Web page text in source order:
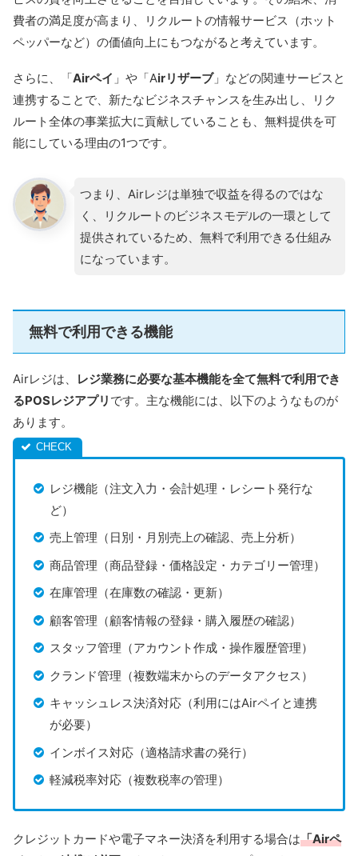
費者の満足度が高まり、リクルートの情報サービス（ホット
ペッパーなど）の価値向上にもつながると考えています。
さらに、「Airペイ 」や「Airリザーブ」などの関連サービスと
連携することで、新たなビジネスチャンスを生み出し、リク
ルート全体の事業拡大に貢献していることも、無料提供を可
能にしている理由の1つです。
つまり、Airレジは単独で収益を得るのではな
く、リクルートのビジネスモデルの一環として
提供されているため、無料で利用できる仕組み
になっています。
無料で利用できる機能
Airレジは、
レジ業務に必要な基本機能を全て無料で利用でき
るPOSレジアプリ です。主な機能には、以下のようなものが
あります。
レジ機能（注文入力・会計処理・レシート発行な
ど）
売上管理（日別・月別売上の確認、売上分析）
商品管理（商品登録・価格設定・カテゴリー管理）
在庫管理（在庫数の確認・更新）
顧客管理（顧客情報の登録・購入履歴の確認）
スタッフ管理（アカウント作成・操作履歴管理）
クランド管理（複数端末からのデータアクセス）
キャッシュレス決済対応（利用にはAirペイと連携
が必要）
インボイス対応（適格請求書の発行）
軽減税率対応（複数税率の管理）
クレジットカードや電子マネー決済を利用する場合は「Airペ